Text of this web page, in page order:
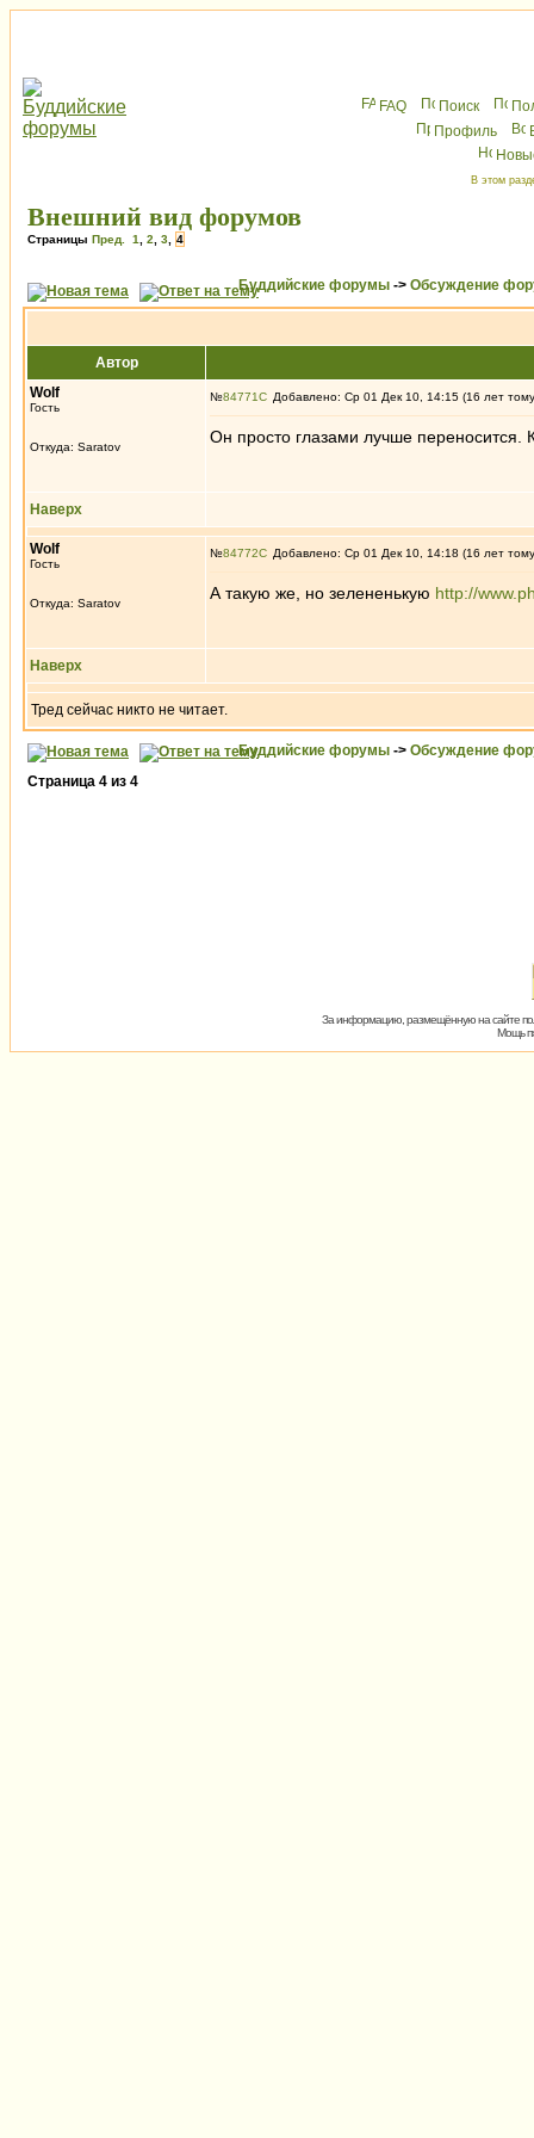
FAQ Поиск
Профиль
В этом
Внешний вид форумов
Страницы Пред. 1 2 3 4
Буддийские форумы -> Обсуждение
Автор
Wolf
Гость
Откуда: Saratov
№84771 Добавлено: Ср 01 Дек 10, 14:15 (16 лет
Он просто глазами лучше
Наверх
Wolf
Гость
Откуда: Saratov
№84772 Добавлено: Ср 01 Дек 10, 14:18 (16 лет
А такую же, но зелененькую http://
Наверх
Тред сейчас никто не читает.
Буддийские форумы -> Обсуждение
Страница 4 из 4
За информацию, размещённую на сайте
Мощь